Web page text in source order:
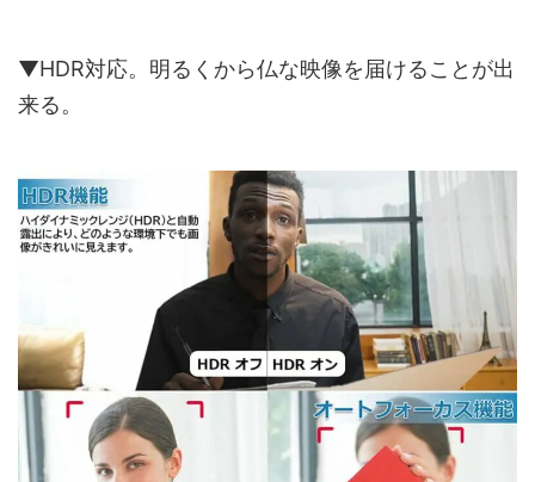
▼HDR対応。明るくから仏な映像を届けることが出
来る。